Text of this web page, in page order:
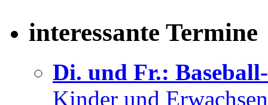
interessante Termine
Di. und Fr.:
Kinder und